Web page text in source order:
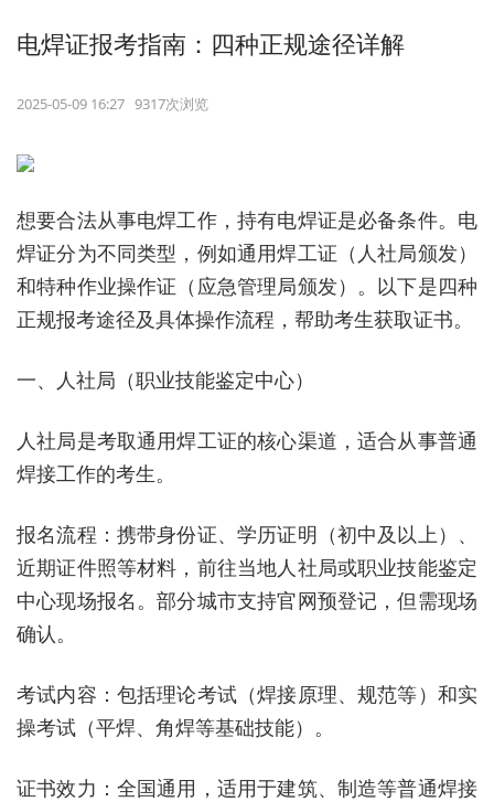
电焊证报考指南：四种正规途径详解​
2025-05-09 16:27 9317次浏览
想要合法从事电焊工作，持有电焊证是必备条件。电
焊证分为不同类型，例如通用焊工证（人社局颁发）
和特种作业操作证（应急管理局颁发）。以下是四种
正规报考途径及具体操作流程，帮助考生获取证书。
一、人社局（职业技能鉴定中心）
人社局是考取通用焊工证的核心渠道，适合从事普通
焊接工作的考生。
报名流程：携带身份证、学历证明（初中及以上）、
近期证件照等材料，前往当地人社局或职业技能鉴定
中心现场报名。部分城市支持官网预登记，但需现场
确认。
考试内容：包括理论考试（焊接原理、规范等）和实
操考试（平焊、角焊等基础技能）。
证书效力：全国通用，适用于建筑、制造等普通焊接